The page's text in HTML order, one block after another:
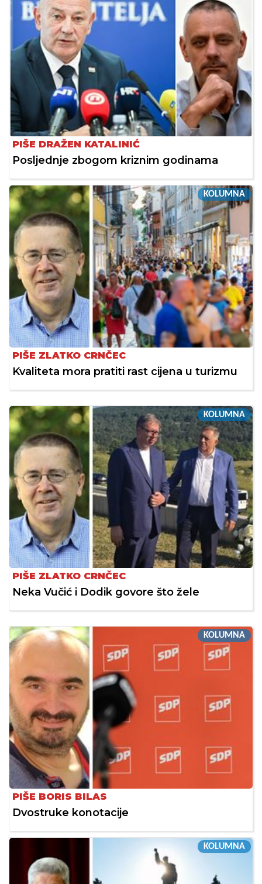
PIŠE DRAŽEN KATALINIĆ
Posljednje zbogom kriznim godinama
KOLUMNA
PIŠE ZLATKO CRNČEC
Kvaliteta mora pratiti rast cijena u turizmu
KOLUMNA
PIŠE ZLATKO CRNČEC
Neka Vučić i Dodik govore što žele
KOLUMNA
PIŠE BORIS BILAS
Dvostruke konotacije
KOLUMNA